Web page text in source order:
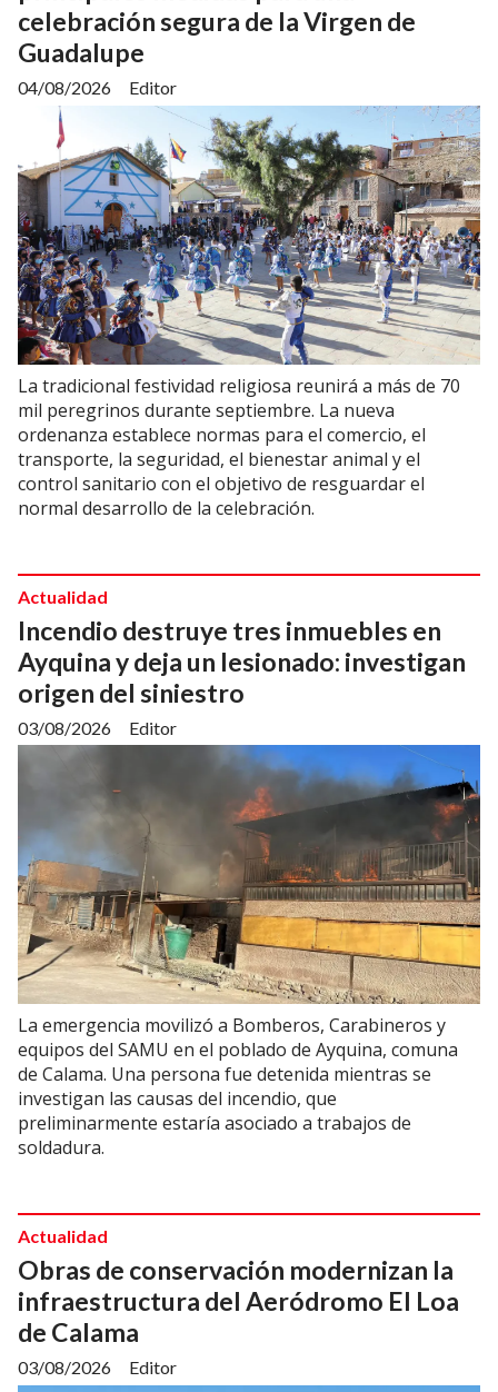
celebración segura de la Virgen de
Guadalupe
Editor
04/08/2026
La tradicional festividad religiosa reunirá a más de 70
mil peregrinos durante septiembre. La nueva
ordenanza establece normas para el comercio, el
transporte, la seguridad, el bienestar animal y el
control sanitario con el objetivo de resguardar el
normal desarrollo de la celebración.
Incendio destruye tres inmuebles en
Ayquina y deja un lesionado: investigan
origen del siniestro
Editor
Actualidad
03/08/2026
La emergencia movilizó a Bomberos, Carabineros y
equipos del SAMU en el poblado de Ayquina, comuna
de Calama. Una persona fue detenida mientras se
investigan las causas del incendio, que
preliminarmente estaría asociado a trabajos de
soldadura.
Obras de conservación modernizan la
infraestructura del Aeródromo El Loa
de Calama
Editor
Actualidad
03/08/2026